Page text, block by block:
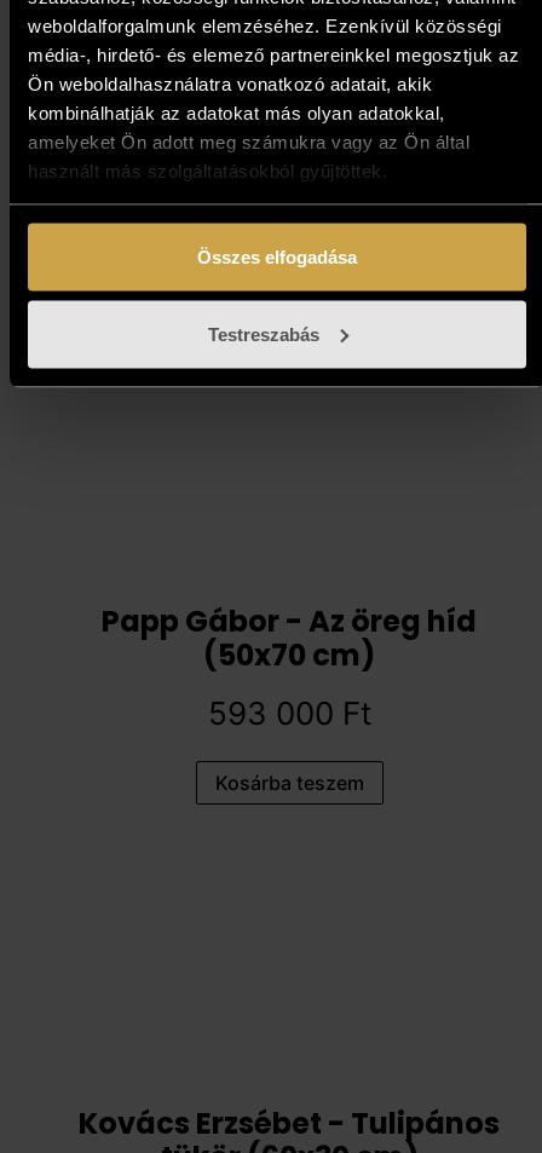
weboldalforgalmunk elemzéséhez. Ezenkívül közösségi
média-, hirdető- és elemező partnereinkkel megosztjuk az
Ön weboldalhasználatra vonatkozó adatait, akik
kombinálhatják az adatokat más olyan adatokkal,
amelyeket Ön adott meg számukra vagy az Ön által
használt más szolgáltatásokból gyűjtöttek.
Összes elfogadása
Testreszabás
Fassel L’ousa Ferenc -
Halászbástya (50x70 cm)
1 524 000Ft
Papp Gábor - Az öreg híd
(50x70 cm)
593 000 Ft
Kosárba teszem
Kovács Erzsébet - Tulipános